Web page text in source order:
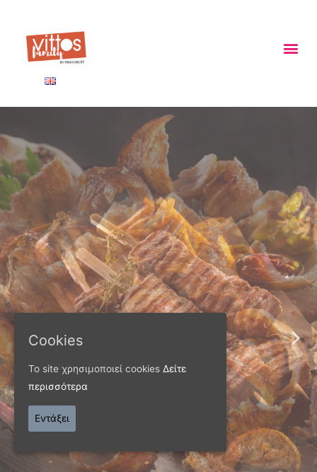
ΠΑΝΩ ΑΠΟ 40 ΧΡΟΝΙΑ
Παράγουμε προϊόντα
Cookies
Το site χρησιμοποιεί cookies Δείτε
περισσότερα
Εντάξει